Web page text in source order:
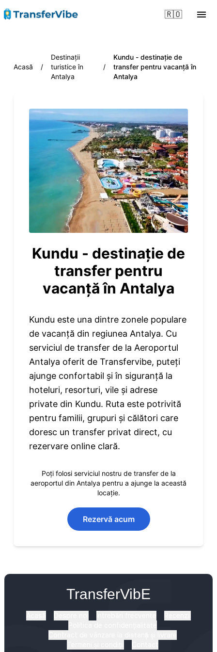
🇷🇴
Acasă /
Destinații
turistice în
Antalya
/
Kundu - destinație de
transfer pentru vacanță în
Antalya
Kundu - destinație de
transfer pentru
vacanță în Antalya
Kundu este una dintre zonele populare
de vacanță din regiunea Antalya. Cu
serviciul de transfer de la Aeroportul
Antalya oferit de Transfervibe, puteți
ajunge confortabil și în siguranță la
hoteluri, resorturi, vile și adrese
private din Kundu. Ruta este potrivită
pentru familii, grupuri și călători care
doresc un transfer privat direct, cu
rezervare online clară.
Poți folosi serviciul nostru de transfer de la
aeroportul din Antalya pentru a ajunge la această
locație.
Rezervă acum
TransferVibE